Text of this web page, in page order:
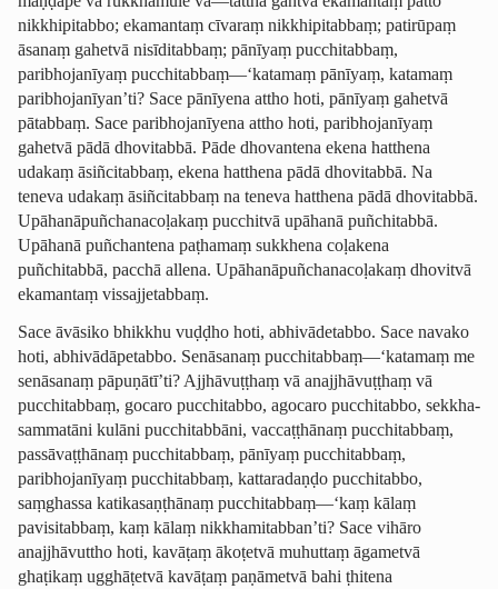
nikkhipitabbo; ekamantaṃ cīvaraṃ nikkhipitabbaṃ; patirūpaṃ
āsanaṃ gahetvā nisīditabbaṃ; pānīyaṃ pucchitabbaṃ,
paribhojanīyaṃ pucchitabbaṃ—‘katamaṃ pānīyaṃ, katamaṃ
paribhojanīyan’ti? Sace pānīyena attho hoti, pānīyaṃ gahetvā
pātabbaṃ. Sace pari­bho­janī­yena attho hoti, paribhojanīyaṃ
gahetvā pādā dhovitabbā. Pāde dhovantena ekena hatthena
udakaṃ āsiñcitabbaṃ, ekena hatthena pādā dhovitabbā. Na
teneva udakaṃ āsiñcitabbaṃ na teneva hatthena pādā dhovitabbā.
Upāha­nā­puñcha­na­coḷakaṃ pucchitvā upāhanā puñchitabbā.
Upāhanā puñchantena paṭhamaṃ sukkhena coḷakena
puñchitabbā, pacchā allena. Upāha­nā­puñcha­na­coḷakaṃ dhovitvā
ekamantaṃ vissajjetabbaṃ.
Sace āvāsiko bhikkhu vuḍḍho hoti, abhivādetabbo. Sace navako
hoti, abhivā­dāpetabbo. Senāsanaṃ pucchitabbaṃ—‘katamaṃ me
senāsanaṃ pāpuṇātī’ti? Ajjhāvuṭṭhaṃ vā anajjhāvuṭṭhaṃ vā
pucchitabbaṃ, gocaro pucchitabbo, agocaro pucchitabbo, sekkha­
samma­tāni kulāni pucchitabbāni, vaccaṭṭhānaṃ pucchitabbaṃ,
passāvaṭṭhānaṃ pucchitabbaṃ, pānīyaṃ pucchitabbaṃ,
paribhojanīyaṃ pucchitabbaṃ, kattaradaṇḍo pucchitabbo,
saṃghassa katika­saṇ­ṭhānaṃ pucchitabbaṃ—‘kaṃ kālaṃ
pavisitabbaṃ, kaṃ kālaṃ nikkhamitabban’ti? Sace vihāro
anajjhāvuttho hoti, kavāṭaṃ ākoṭetvā muhuttaṃ āgametvā
ghaṭikaṃ ugghāṭetvā kavāṭaṃ paṇāmetvā bahi ṭhitena